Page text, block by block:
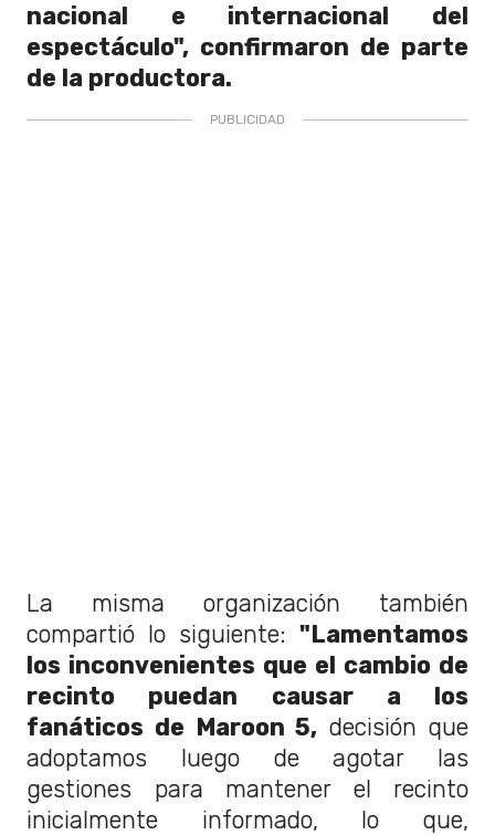
nacional e internacional del
espectáculo", confirmaron de parte
de la productora.
La misma organización también
compartió lo siguiente: "Lamentamos
los inconvenientes que el cambio de
recinto puedan causar a los
fanáticos de Maroon 5, decisión que
adoptamos luego de agotar las
gestiones para mantener el recinto
inicialmente informado, lo que,